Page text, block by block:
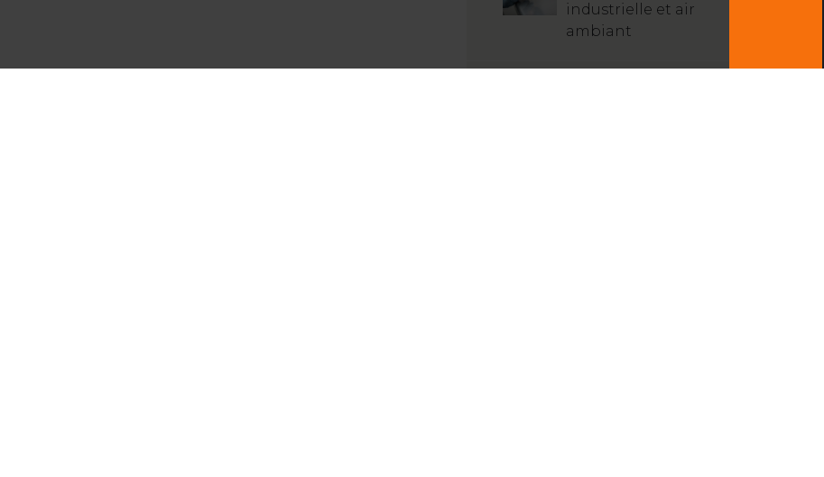
industrielle et air
ambiant